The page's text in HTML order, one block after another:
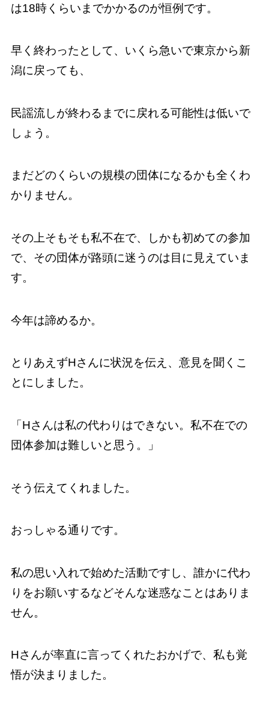
は18時くらいまでかかるのが恒例です。
早く終わったとして、いくら急いで東京から新
潟に戻っても、
民謡流しが終わるまでに戻れる可能性は低いで
しょう。
まだどのくらいの規模の団体になるかも全くわ
かりません。
その上そもそも私不在で、しかも初めての参加
で、その団体が路頭に迷うのは目に見えていま
す。
今年は諦めるか。
とりあえずHさんに状況を伝え、意見を聞くこ
とにしました。
「Hさんは私の代わりはできない。私不在での
団体参加は難しいと思う。」
そう伝えてくれました。
おっしゃる通りです。
私の思い入れで始めた活動ですし、誰かに代わ
りをお願いするなどそんな迷惑なことはありま
せん。
Hさんが率直に言ってくれたおかげで、私も覚
悟が決まりました。